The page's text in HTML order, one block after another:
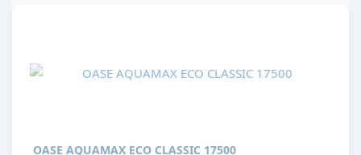
OASE AQUAMAX ECO CLASSIC 17500